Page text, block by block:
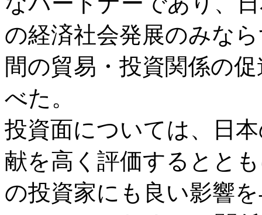
の経済社会発展のみな
間の貿易・投資関係の
べた。
投資面については、日
献を高く評価するとと
の投資家にも良い影響